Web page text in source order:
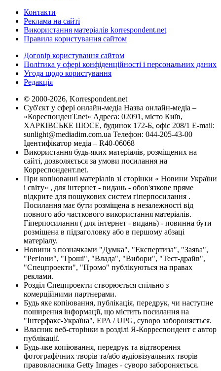
Контакти
Реклама на сайті
Використання матеріалів korrespondent.net
Правила користування сайтом
Договір користування сайтом
Політика у сфері конфіденційності і персональних даних
Угода щодо користування
Редакція
© 2000-2026, Korrespondent.net
Суб'єкт у сфері онлайн-медіа Назва онлайн-медіа –
«КореспонденТ.net» Адреса: 02091, місто Київ,
ХАРКІВСЬКЕ ШОСЕ, будинок 172-Б, офіс 208/1 E-mail:
sunlight@mediadim.com.ua Телефон: 044-205-43-00
Ідентифікатор медіа – R40-06068
Використання будь-яких матеріалів, розміщених на
сайті, дозволяється за умови посилання на
Корреспондент.net.
При копіюванні матеріалів зі сторінки « Новини України
і світу» , для інтернет - видань - обов'язкове пряме
відкрите для пошукових систем гіперпосилання .
Посилання має бути розміщена в незалежності від
повного або часткового використання матеріалів.
Гіперпосилання ( для інтернет - видань) - повинна бути
розміщена в підзаголовку або в першому абзаці
матеріалу.
Новини з позначками "Думка", "Експертиза", "Заява",
"Регіони", "Гроші", "Влада", "Вибори", "Тест-драйв",
"Спецпроекти", "Промо" публікуються на правах
реклами.
Розділ Спецпроекти створюється спільно з
комерційними партнерами.
Будь яке копіювання, публікація, передрук, чи наступне
поширення інформації, що містить посилання на
"Інтерфакс-Україна", EPA / UPG, суворо забороняється.
Власник веб-сторінки в розділі Я-Корреспондент є автор
публікації.
Будь-яке копіювання, передрук та відтворення
фотографічних творів та/або аудіовізуальних творів
правовласника Getty Images - суворо забороняється.